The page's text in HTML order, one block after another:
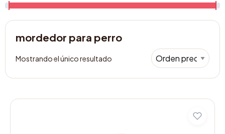
mordedor para perro
Mostrando el único resultado
Este